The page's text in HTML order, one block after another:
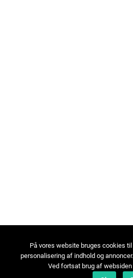
På vores website bruges cookies
personalisering af indhold og
Ved fortsat brug af